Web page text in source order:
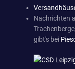
Nachrichten
gibt's bei